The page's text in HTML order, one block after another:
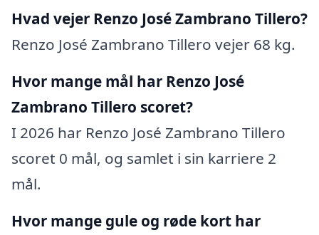
Hvad vejer Renzo José Zambrano Tillero?
Renzo José Zambrano Tillero vejer 68 kg.
Hvor mange mål har Renzo José
Zambrano Tillero scoret?
I 2026 har Renzo José Zambrano Tillero
scoret 0 mål, og samlet i sin karriere 2
mål.
Hvor mange gule og røde kort har